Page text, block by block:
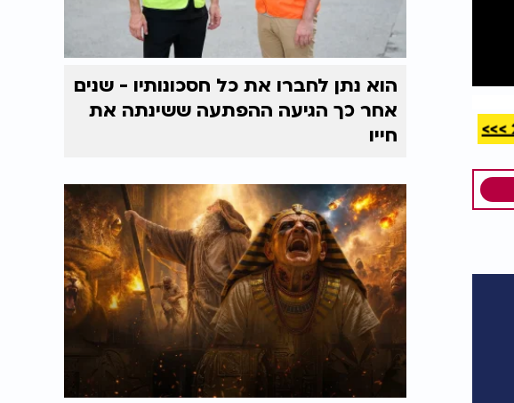
הוא נתן לחברו את כל חסכונותיו - שנים
אחר כך הגיעה ההפתעה ששינתה את
חייו